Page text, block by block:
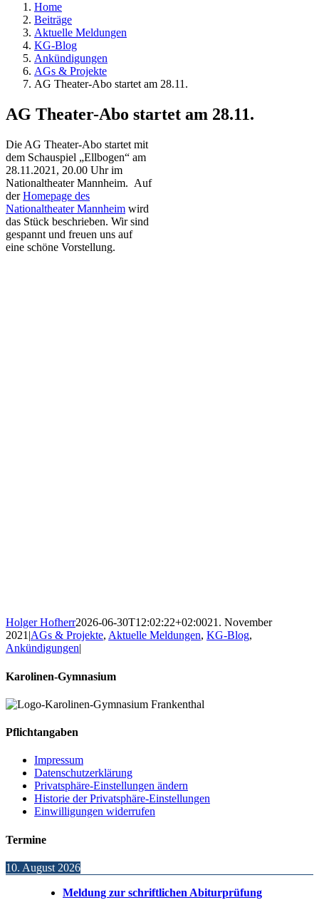
Home
Beiträge
Aktuelle Meldungen
KG-Blog
Ankündigungen
AGs & Projekte
AG Theater-Abo startet am 28.11.
AG Theater-Abo startet am 28.11.
Die AG Theater-Abo startet mit
dem Schauspiel „Ellbogen“ am
28.11.2021, 20.00 Uhr im
Nationaltheater Mannheim. Auf
derHomepage des
Nationaltheater Mannheim wird
das Stück beschrieben. Wir sind
gespannt und freuen uns auf
eine schöne Vorstellung.
Holger Hofherr2026-06-30T12:02:22+02:0021. November
2021|AGs & Projekte, Aktuelle Meldungen, KG-Blog,
Ankündigungen|
Karolinen-Gymnasium
Pflichtangaben
Impressum
Datenschutzerklärung
Privatsphäre-Einstellungen ändern
Historie der Privatsphäre-Einstellungen
Einwilligungen widerrufen
Termine
10. August 2026
Meldung zur schriftlichen Abiturprüfung